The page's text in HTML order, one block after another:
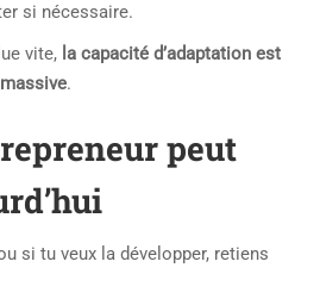
si nécessaire.
vite, la capacité d’adaptation est
.
peut
si tu veux la développer, retiens